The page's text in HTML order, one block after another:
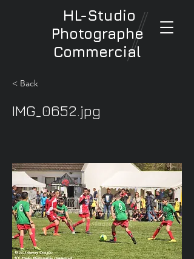
HL-Studio
Photographe
Commercial
< Back
IMG_0652.jpg